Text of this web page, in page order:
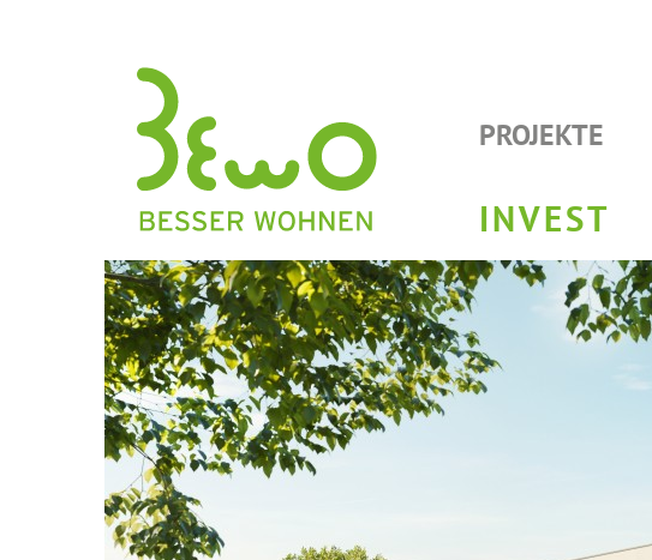
PROJEKTE
INVEST